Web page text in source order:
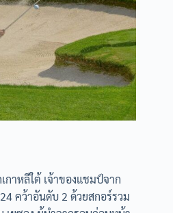
กาหลีใต้ เจ้าของแชมป์จาก
คว้าอันดับ 2 ด้วยสกอร์รวม